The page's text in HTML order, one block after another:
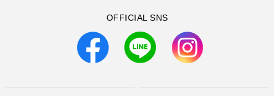
OFFICIAL SNS